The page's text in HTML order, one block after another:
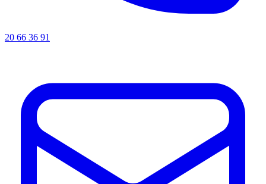
20 66 36 91